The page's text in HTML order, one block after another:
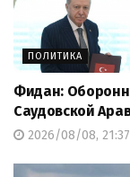
ПОЛИТИКА
Фидан:
Саудовской
2026/08/08, 21:37